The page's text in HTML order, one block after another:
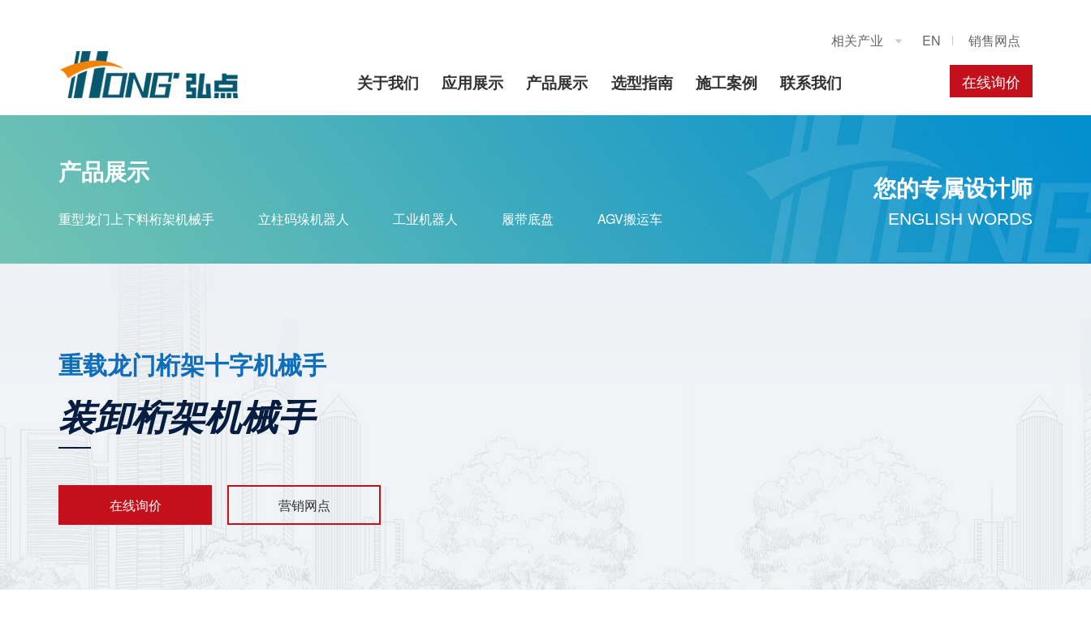
相关产业  EN 销售网点
在线询价
关于我们 应用展示 产品展示 选型指南 施工案例 联系我们
产品展示
重型龙门上下料桁架机械手 立柱码垛机器人 工业机器人 履带底盘 AGV搬运车
您的专属设计师
ENGLISH WORDS
重载龙门桁架十字机械手
装卸桁架机械手
在线询价 营销网点